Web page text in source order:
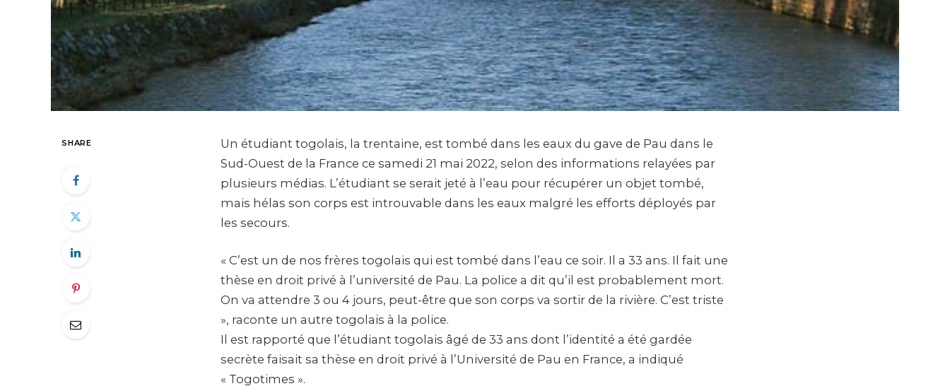
SHARE
Un étudiant togolais, la trentaine, est tombé dans les eaux du gave de Pau dans le
Sud-Ouest de la France ce samedi 21 mai 2022, selon des informations relayées par
plusieurs médias. L’étudiant se serait jeté à l’eau pour récupérer un objet tombé,
mais hélas son corps est introuvable dans les eaux malgré les efforts déployés par
les secours.
« C’est un de nos frères togolais qui est tombé dans l’eau ce soir. Il a 33 ans. Il fait une
thèse en droit privé à l’université de Pau. La police a dit qu’il est probablement mort.
On va attendre 3 ou 4 jours, peut-être que son corps va sortir de la rivière. C’est triste
», raconte un autre togolais à la police.
Il est rapporté que l’étudiant togolais âgé de 33 ans dont l’identité a été gardée
secrète faisait sa thèse en droit privé à l’Université de Pau en France, a indiqué
« Togotimes ».